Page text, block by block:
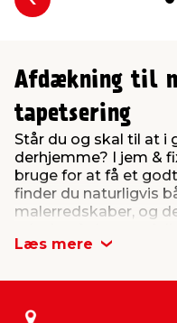
Forrige
Afdækning til
tapetsering
Står du og skal til at i
derhjemme? I jem &
bruge for at få et
finder du naturligvis
malerredskaber, og
gulve, så du kan få
rengøringsarbejde.
Malerarbejde kan
Læs mere